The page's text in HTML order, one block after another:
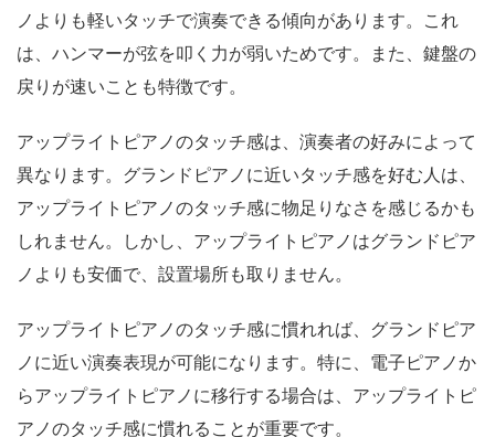
ノよりも軽いタッチで演奏できる傾向があります。これ
は、ハンマーが弦を叩く力が弱いためです。また、鍵盤の
戻りが速いことも特徴です。
アップライトピアノのタッチ感は、演奏者の好みによって
異なります。グランドピアノに近いタッチ感を好む人は、
アップライトピアノのタッチ感に物足りなさを感じるかも
しれません。しかし、アップライトピアノはグランドピア
ノよりも安価で、設置場所も取りません。
アップライトピアノのタッチ感に慣れれば、グランドピア
ノに近い演奏表現が可能になります。特に、電子ピアノか
らアップライトピアノに移行する場合は、アップライトピ
アノのタッチ感に慣れることが重要です。